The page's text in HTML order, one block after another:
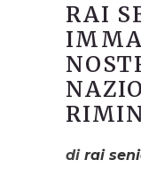
RAI
dirai